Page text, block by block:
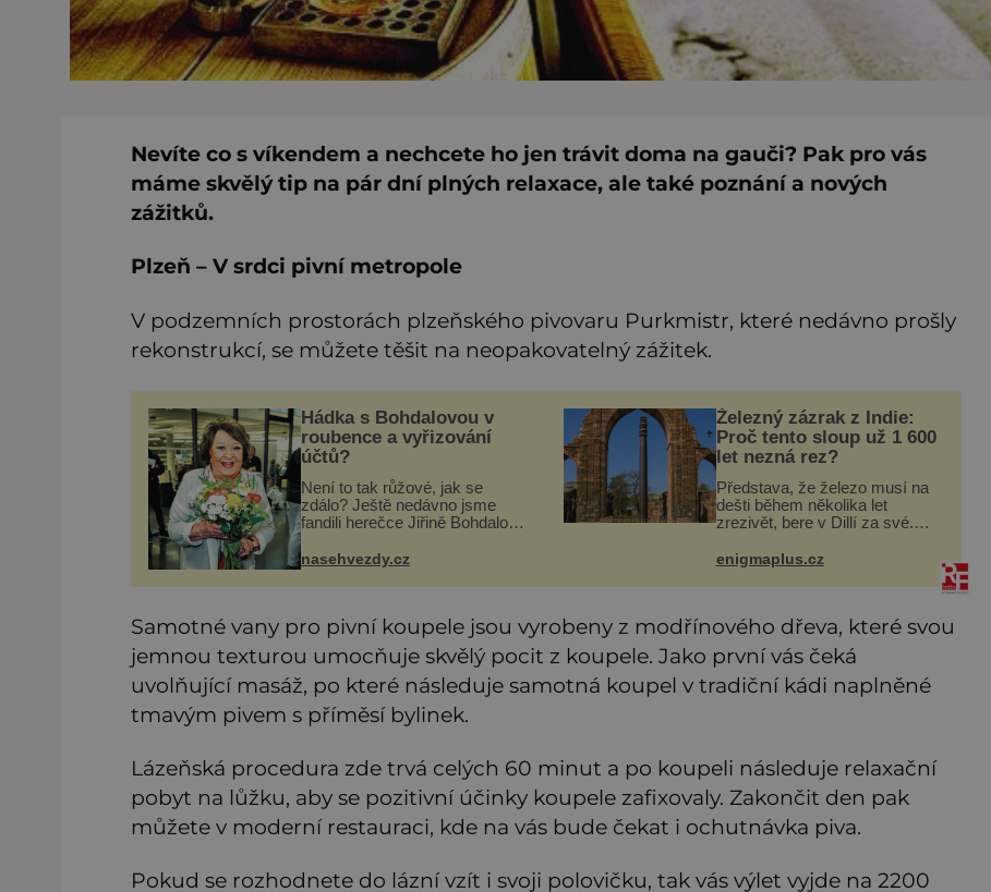
Nevíte co s víkendem a nechcete ho jen trávit doma na gauči? Pak pro vás
máme skvělý tip na pár dní plných relaxace, ale také poznání a nových
zážitků.
Plzeň – V srdci pivní metropole
V podzemních prostorách plzeňského pivovaru Purkmistr, které nedávno prošly
rekonstrukcí, se můžete těšit na neopakovatelný zážitek.
Hádka s Bohdalovou v
roubence a vyřizování
účtů?
Není to tak růžové, jak se
zdálo? Ještě nedávno jsme
fandili herečce Jiřině Bohdalové
(95), když se povídalo, že snad
tráví léto na své roubené
chalupě v Českém ráji s
přítelem, slovenským
nasehvezdy.cz
Železný zázrak z Indie:
Proč tento sloup už 1 600
let nezná rez?
Představa, že železo musí na
dešti během několika let
zrezivět, bere v Dillí za své.
více než sedm metrů vysoký
1 600 let odolává počasí
enigmaplus.cz
Samotné vany pro pivní koupele jsou vyrobeny z modřínového dřeva, které svou
jemnou texturou umocňuje skvělý pocit z koupele. Jako první vás čeká
uvolňující masáž, po které následuje samotná koupel v tradiční kádi naplněné
tmavým pivem s příměsí bylinek.
Lázeňská procedura zde trvá celých 60 minut a po koupeli následuje relaxační
pobyt na lůžku, aby se pozitivní účinky koupele zafixovaly. Zakončit den pak
můžete v moderní restauraci, kde na vás bude čekat i ochutnávka piva.
Pokud se rozhodnete do lázní vzít i svoji polovičku, tak vás výlet vyjde na 2200